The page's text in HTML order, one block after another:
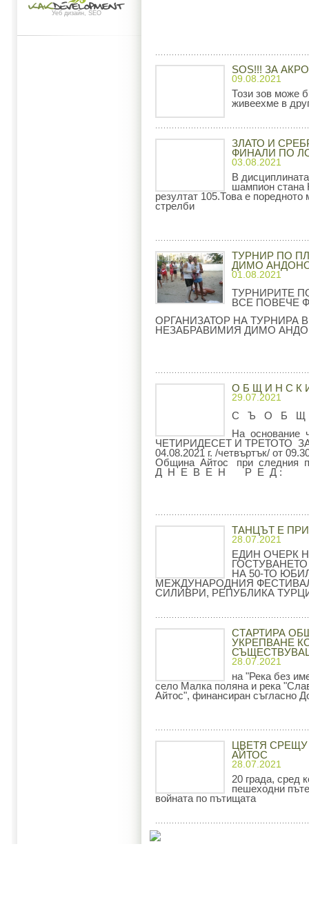
Уеб дизайн, SEO
SOS!!! ЗА
09.08.2021
Този зов може
живеехме в
ЗЛАТО И
ФИНАЛИ ПО
03.08.2021
В
шампион стана
резултат 105.Това е
стрелби
ТУРНИР ПО
ДИМО
01.08.2021
ТУРНИРИТЕ
ВСЕ ПОВЕЧЕ
ОРГАНИЗАТОР НА ТУРНИРА
НЕЗАБРАВИМИЯ ДИМО
О Б Щ И Н С К
29.07.2021
С Ъ О Б Щ
На основание
ЧЕТИРИДЕСЕТ И ТРЕТОТО
04.08.2021 г. /четвъртък/ от
Община Айтос при следния
Д Н Е В Е Н Р Е Д :
ТАНЦЪТ Е
28.07.2021
ЕДИН ОЧЕРК
НА 50-ТО
МЕЖДУНАРОДНИЯ
СИЛИВРИ, РЕПУБЛИКА
СТАРТИРА
УКРЕПВАНЕ
28.07.2021
на "Река без
село Малка поляна и река
Айтос", финансиран съгласно
ЦВЕТЯ
АЙТОС
28.07.2021
20 града, сред
пешеходни
войната по пътищата